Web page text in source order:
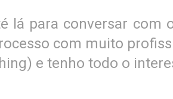
lá para conversar com
com muito
e tenho todo o